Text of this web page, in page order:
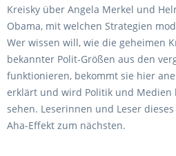
Kreisky über Angela Merkel und
Obama, mit welchen Strategien
Wer wissen will, wie die geheimen
bekannter Polit-Größen aus den
funktionieren, bekommt sie hier
erklärt und wird Politik und Medien
sehen. Leserinnen und Leser
Aha-Effekt zum nächsten.